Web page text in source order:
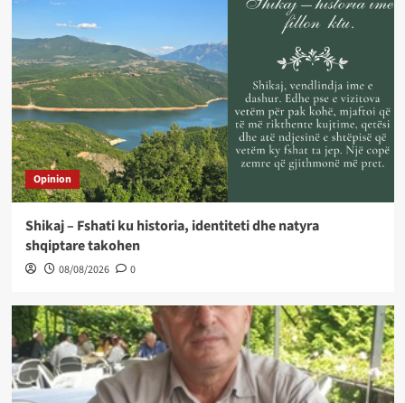
Opinion
Shikaj – Fshati ku historia, identiteti dhe natyra
shqiptare takohen
08/08/2026 0